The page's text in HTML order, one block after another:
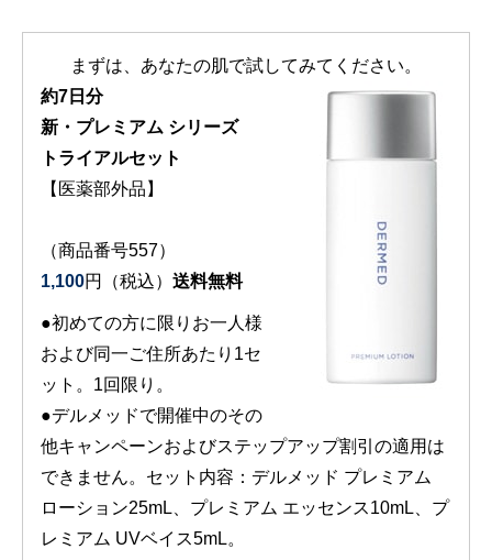
まずは、あなたの肌で試してみてください。
約7日分
新・プレミアム シリーズ
トライアルセット
【医薬部外品】
（商品番号557）
1,100円（税込） 送料無料
●初めての方に限りお一人様
および同一ご住所あたり1セ
ット。1回限り。
●デルメッドで開催中のその
他キャンペーンおよびステップアップ割引の適用は
できません。セット内容：デルメッド プレミアム
ローション25mL、プレミアム エッセンス10mL、プ
レミアム UVベイス5mL。